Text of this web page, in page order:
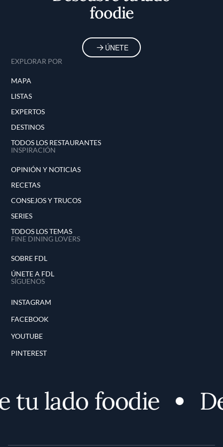
foodie
ÚNETE
EXPLORAR POR
MAPA
LISTAS
EXPERTOS
DESTINOS
TODOS LOS RESTAURANTES
INSPIRACIÓN
OPINIÓN Y NOTICIAS
RECETAS
CONSEJOS Y TRUCOS
SERIES
TODOS LOS TEMAS
FINE DINING LOVERS
SOBRE FDL
ÚNETE A FDL
SÍGUENOS
INSTAGRAM
FACEBOOK
YOUTUBE
PINTEREST
tu lado foodie